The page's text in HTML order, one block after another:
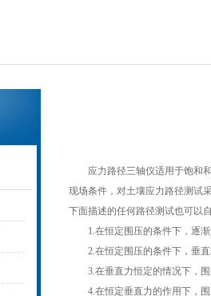
应力路径三轴仪适用于饱和和
现场条件，对土壤应力路径测试
下面描述的任何路径测试也可以
1.在恒定围压的条件下，逐渐
2.在恒定围压的条件下，垂直
3.在垂直力恒定的情况下，围
4.在恒定垂直力的作用下，围